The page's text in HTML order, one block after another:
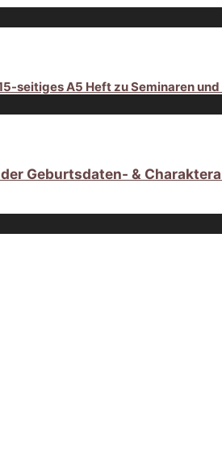
seitiges A5 Heft zu Seminaren
Geburtsdaten- &